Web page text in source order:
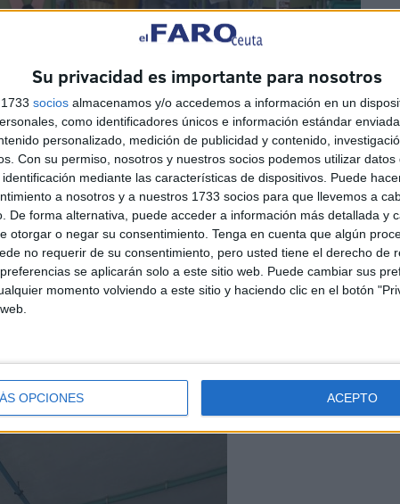
Su privacidad es importante para nosotros
socios almacenamos y/o accedemos a información en un
como identificadores únicos e información estándar
personalizado, medición de publicidad y contenido,
Con su permiso, nosotros y nuestros socios podemos utilizar datos
mediante las características de dispositivos. Puede
a nosotros y a nuestros 1733 socios para que llevemos a
De forma alternativa, puede acceder a información más detallada y
otorgar o negar su consentimiento. Tenga en cuenta que algún
no requerir de su consentimiento, pero usted tiene el derecho de
se aplicarán solo a este sitio web. Puede cambiar sus
momento volviendo a este sitio y haciendo clic en el botón
OPCIONES ACEPTO
niños y niñas, incluyendo no solo a los delJuan
están ubicados en el mismo centro. Todos ellos
peticiones y compartir personalmente susdeseos
otro evento tradicional: la‘polvoroná’.Para esta
y Padres de Alumnos (AMPA) organizaron un